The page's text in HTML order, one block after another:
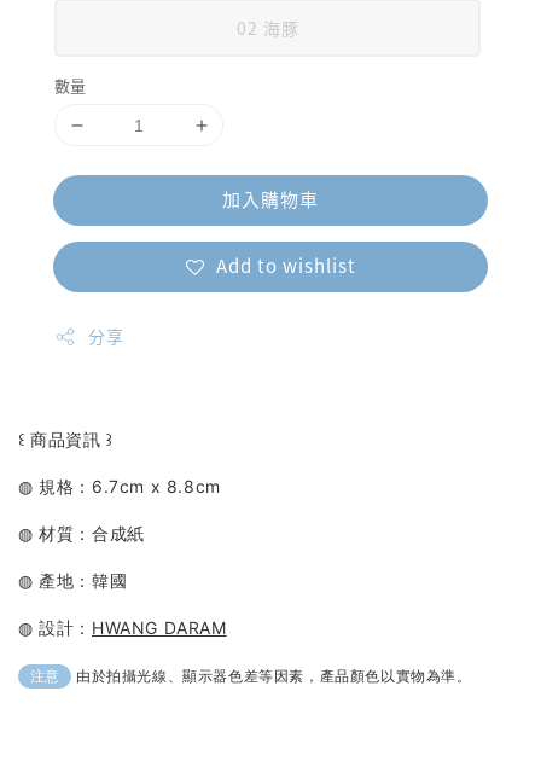
02 海豚
數量
加入購物車
Add to wishlist
分享
꒰ 商品資訊 ꒱
◍ 規格：6.7cm x 8.8cm
◍ 材質：合成紙
◍ 產地：韓國
◍ 設計： HWANG DARAM
注意 由於拍攝光線、顯示器色差等因素，產品顏色以實物為準。